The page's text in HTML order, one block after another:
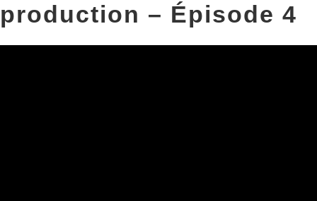
production – Épisode 4